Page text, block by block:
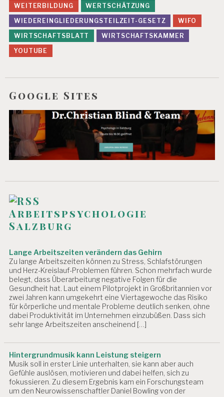
WEITERBILDUNG
WERTSCHÄTZUNG
WIEDEREINGLIEDERUNGSTEILZEIT-GESETZ
WIFO
WIRTSCHAFTSBLATT
WIRTSCHAFTSKAMMER
YOUTUBE
Google Sites
Arbeitspsychologie
Salzburg
Lange Arbeitszeiten verändern das Gehirn
Zu lange Arbeitszeiten können zu Stress, Schlafstörungen
und Herz-Kreislauf-Problemen führen. Schon mehrfach wurde
belegt, dass Überarbeitung negative Folgen für die
Gesundheit hat. Laut einem Pilotprojekt in Großbritannien vor
zwei Jahren kann umgekehrt eine Viertagewoche das Risiko
für körperliche und mentale Probleme deutlich senken, ohne
dabei Produktivität im Unternehmen einzubüßen. Dass sich
sehr lange Arbeitszeiten anscheinend […]
Hintergrundmusik kann Leistung steigern
Musik soll in erster Linie unterhalten, sie kann aber auch
Gefühle auslösen, motivieren und dabei helfen, sich zu
fokussieren. Zu diesem Ergebnis kam ein Forschungsteam
um den Neurowissenschaftler Daniel Bowling von der